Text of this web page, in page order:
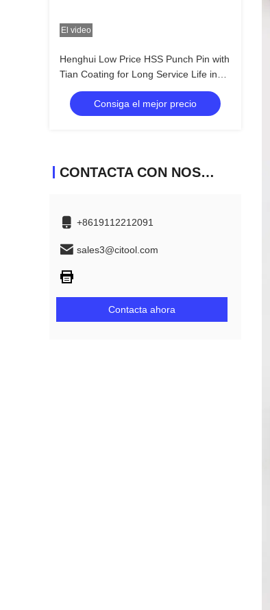
El video
Henghui Low Price HSS Punch Pin with
Tian Coating for Long Service Life in
Screw Making
Consiga el mejor precio
CONTACTA CON NOSOTROS
+8619112212091
sales3@citool.com
Contacta ahora